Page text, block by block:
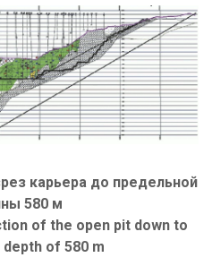
карьера до предельной
580 м
of the open pit down to
of 580 m